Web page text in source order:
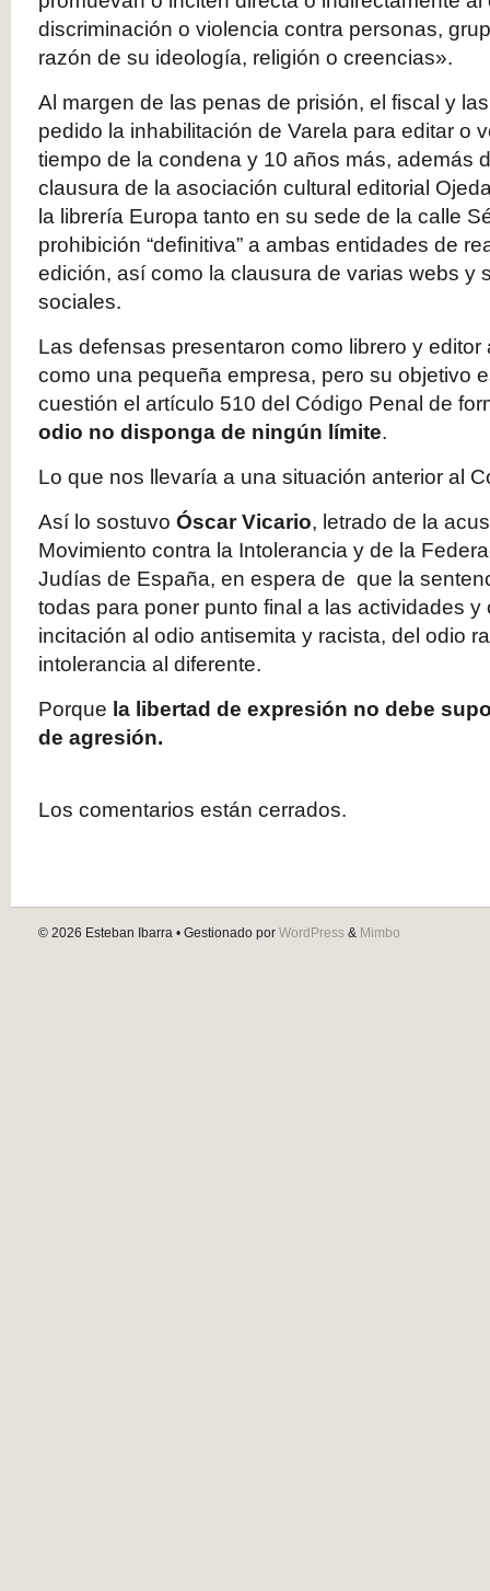
discriminación o violencia contra personas,
razón de su ideología, religión o creencias».
Al margen de las penas de prisión, el fiscal y
pedido la inhabilitación de Varela para editar o
tiempo de la condena y 10 años más, además
clausura de la asociación cultural editorial
la librería Europa tanto en su sede de la calle
prohibición “definitiva” a ambas entidades de
edición, así como la clausura de varias webs y
sociales.
Las defensas presentaron como librero y editor
como una pequeña empresa, pero su objetivo
cuestión el artículo 510 del Código Penal de
odio no disponga de ningún límite.
Lo que nos llevaría a una situación anterior al
Así lo sostuvo Óscar Vicario, letrado de la
Movimiento contra la Intolerancia y de la
Judías de España, en espera de que la
todas para poner punto final a las actividades y
incitación al odio antisemita y racista, del odio
intolerancia al diferente.
Porque la libertad de expresión no debe
de agresión.
Los comentarios están cerrados.
© 2026 Esteban Ibarra • Gestionado por WordPress & Mimbo